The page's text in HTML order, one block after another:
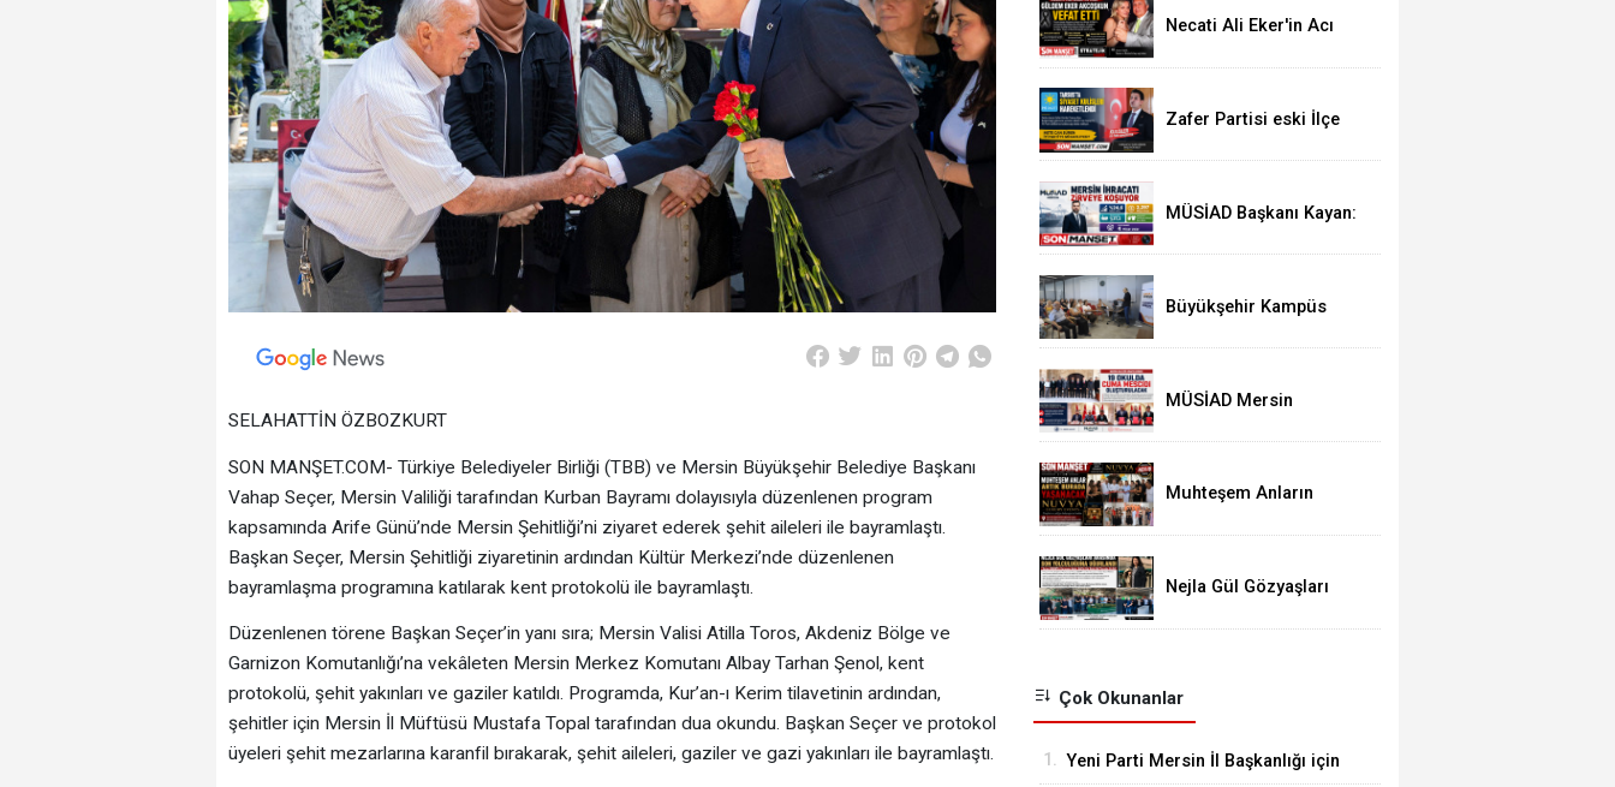
SELAHATTİN ÖZBOZKURT
SON MANŞET.COM- Türkiye Belediyeler Birliği (TBB) ve Mersin Büyükşehir Belediye Başkanı
Vahap Seçer, Mersin Valiliği tarafından Kurban Bayramı dolayısıyla düzenlenen program
kapsamında Arife Günü’nde Mersin Şehitliği’ni ziyaret ederek şehit aileleri ile bayramlaştı.
Başkan Seçer, Mersin Şehitliği ziyaretinin ardından Kültür Merkezi’nde düzenlenen
bayramlaşma programına katılarak kent protokolü ile bayramlaştı.
Düzenlenen törene Başkan Seçer’in yanı sıra; Mersin Valisi Atilla Toros, Akdeniz Bölge ve
Garnizon Komutanlığı’na vekâleten Mersin Merkez Komutanı Albay Tarhan Şenol, kent
protokolü, şehit yakınları ve gaziler katıldı. Programda, Kur’an-ı Kerim tilavetinin ardından,
şehitler için Mersin İl Müftüsü Mustafa Topal tarafından dua okundu. Başkan Seçer ve protokol
üyeleri şehit mezarlarına karanfil bırakarak, şehit aileleri, gaziler ve gazi yakınları ile bayramlaştı.
Necati Ali Eker'in Acı
Akcoşkun Hayatını
Zafer Partisi eski İlçe
Transfer oldu
MÜSİAD Başkanı Kayan:
2,3 Milyar Doları Aştı"
Büyükşehir Kampüs
Mersin'de Dönüşüm
MÜSİAD Mersin
Mescid
Muhteşem Anların
Luxury Events Tarsus'ta
Nejla Gül Gözyaşları
Yolculuğuna Uğurlandı
Çok Okunanlar
1. Yeni Parti Mersin İl Başkanlığı için